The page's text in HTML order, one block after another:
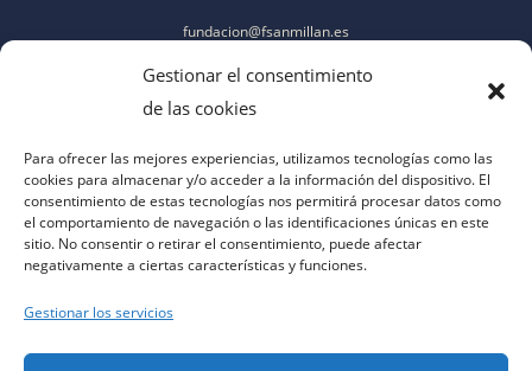
Gestionar el consentimiento
de las cookies
Para ofrecer las mejores experiencias, utilizamos tecnologías como las
cookies para almacenar y/o acceder a la información del dispositivo. El
consentimiento de estas tecnologías nos permitirá procesar datos como
el comportamiento de navegación o las identificaciones únicas en este
sitio. No consentir o retirar el consentimiento, puede afectar
negativamente a ciertas características y funciones.
Gestionar los servicios
fundacion@fsanmillan.es